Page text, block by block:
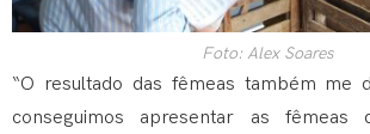
Foto: Alex Soares
“O resultado das fêmeas também me
conseguimos apresentar as fêmeas